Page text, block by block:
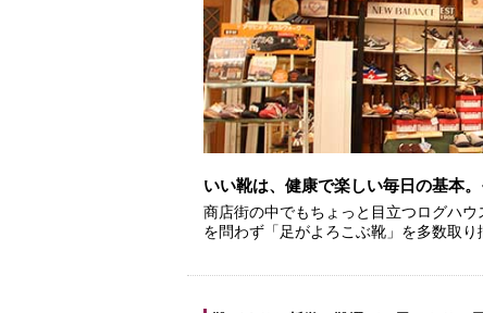
いい靴は、健康で楽しい毎日の基本
商店街の中でもちょっと目立つログハ
を問わず「足がよろこぶ靴」を多数取り